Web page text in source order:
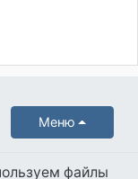
Меню
файлы